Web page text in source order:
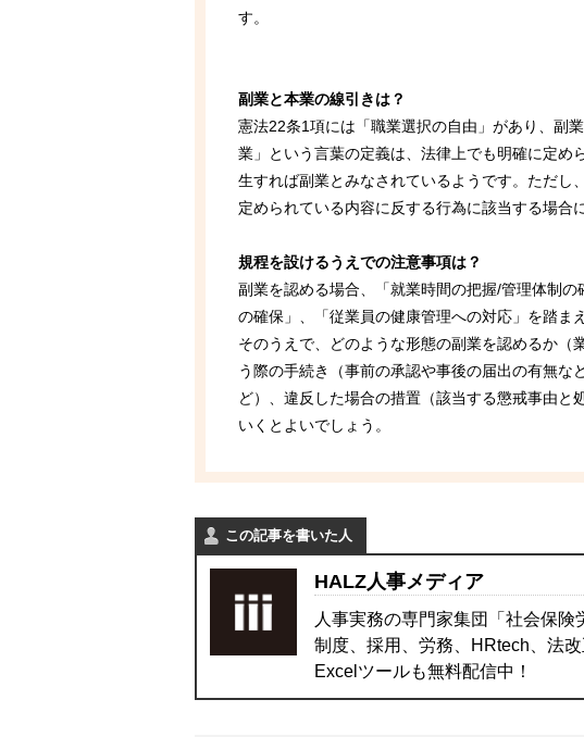
す。
副業と本業の線引きは？
憲法22条1項には「職業選択の自由」があり、副
業」という言葉の定義は、法律上でも明確に定め
生すれば副業とみなされているようです。ただし
定められている内容に反する行為に該当する場合
規程を設けるうえでの注意事項は？
副業を認める場合、「就業時間の把握/管理体制
の確保」、「従業員の健康管理への対応」を踏ま
そのうえで、どのような形態の副業を認めるか
う際の手続き（事前の承認や事後の届出の有無
ど）、違反した場合の措置（該当する懲戒事由
いくとよいでしょう。
この記事を書いた人
HALZ人事メディア
人事実務の専門家集団「社会保
制度、採用、労務、HRtech、法
Excelツールも無料配信中！